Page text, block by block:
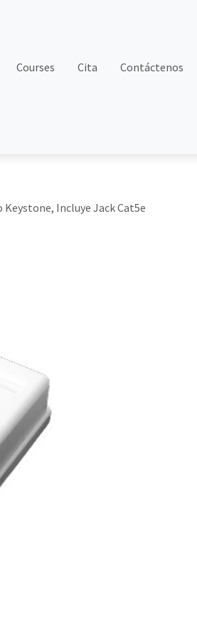
Courses Cita Contáctenos
Keystone, Incluye Jack Cat5e